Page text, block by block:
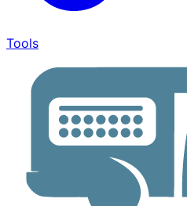
Tools